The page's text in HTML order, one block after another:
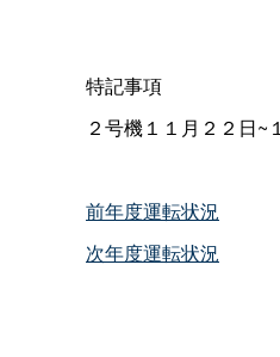
特記事項
２号機１１月２２日~
前年度運転状況
次年度運転状況